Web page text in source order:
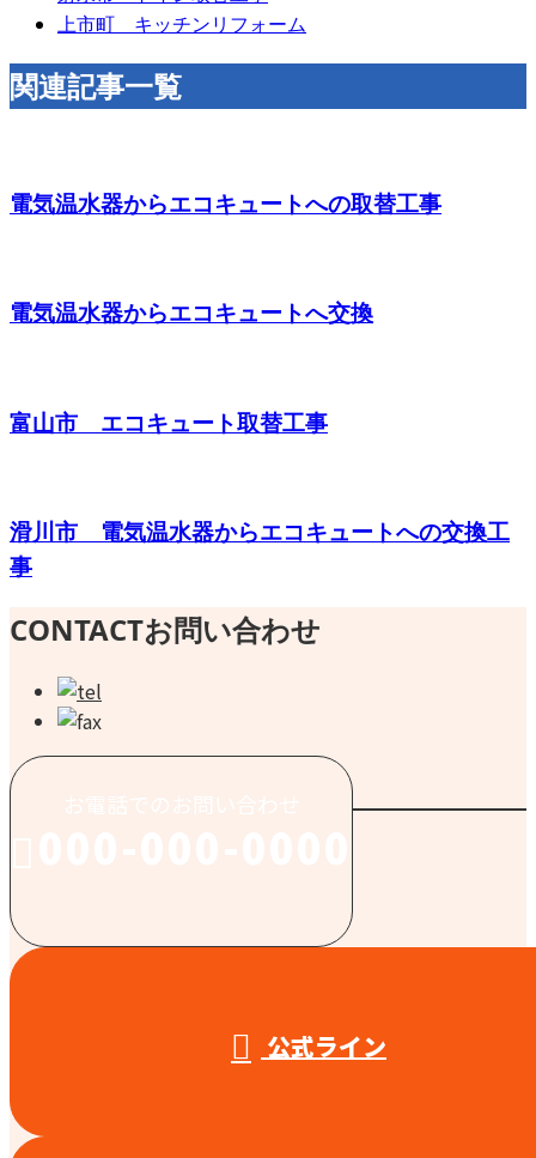
上市町 キッチンリフォーム
関連記事一覧
電気温水器からエコキュートへの取替工事
電気温水器からエコキュートへ交換
富山市 エコキュート取替工事
滑川市 電気温水器からエコキュートへの交換工
事
CONTACTお問い合わせ
公式ライン